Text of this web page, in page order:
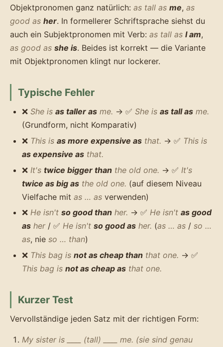
Objektpronomen ganz natürlich: as tall as me, as
good as her. In formellerer Schriftsprache siehst du
auch ein Subjektpronomen mit Verb: as tall as I am,
as good as she is. Beides ist korrekt — die Variante
mit Objektpronomen klingt nur lockerer.
Typische Fehler
❌ She is as taller as me. → ✅ She is as tall as me.
(Grundform, nicht Komparativ)
❌ This is as more expensive as that. → ✅ This is
as expensive as that.
❌ It's twice bigger than the old one. → ✅ It's
twice as big as the old one. (auf diesem Niveau
Vielfache mit as … as verwenden)
❌ He isn't so good than her. → ✅ He isn't as good
as her/ ✅ He isn't so good as her. (as … as / so …
as, nie so … than)
❌ This bag is not as cheap than that one. → ✅
This bag is not as cheap as that one.
Kurzer Test
Vervollständige jeden Satz mit der richtigen Form:
My sister is ____ (tall) ____ me. (sie sind genau